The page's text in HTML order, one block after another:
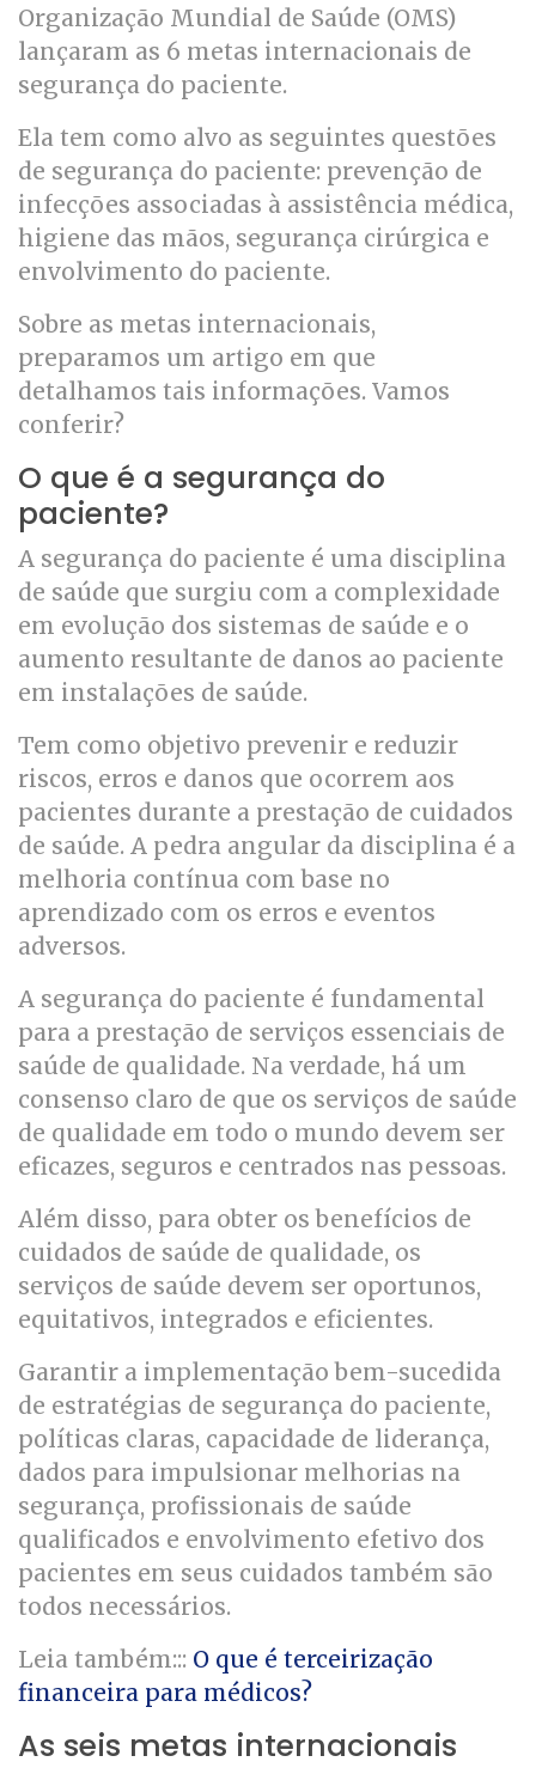
Organização Mundial de Saúde (OMS)
lançaram as 6 metas internacionais de
segurança do paciente.
Ela tem como alvo as seguintes questões
de segurança do paciente: prevenção de
infecções associadas à assistência médica,
higiene das mãos, segurança cirúrgica e
envolvimento do paciente.
Sobre as metas internacionais,
preparamos um artigo em que
detalhamos tais informações. Vamos
conferir?
O que é a segurança do
paciente?
A segurança do paciente é uma disciplina
de saúde que surgiu com a complexidade
em evolução dos sistemas de saúde e o
aumento resultante de danos ao paciente
em instalações de saúde.
Tem como objetivo prevenir e reduzir
riscos, erros e danos que ocorrem aos
pacientes durante a prestação de cuidados
de saúde. A pedra angular da disciplina é a
melhoria contínua com base no
aprendizado com os erros e eventos
adversos.
A segurança do paciente é fundamental
para a prestação de serviços essenciais de
saúde de qualidade. Na verdade, há um
consenso claro de que os serviços de saúde
de qualidade em todo o mundo devem ser
eficazes, seguros e centrados nas pessoas.
Além disso, para obter os benefícios de
cuidados de saúde de qualidade, os
serviços de saúde devem ser oportunos,
equitativos, integrados e eficientes.
Garantir a implementação bem-sucedida
de estratégias de segurança do paciente,
políticas claras, capacidade de liderança,
dados para impulsionar melhorias na
segurança, profissionais de saúde
qualificados e envolvimento efetivo dos
pacientes em seus cuidados também são
todos necessários.
Leia também::: O que é terceirização
financeira para médicos?
As seis metas internacionais